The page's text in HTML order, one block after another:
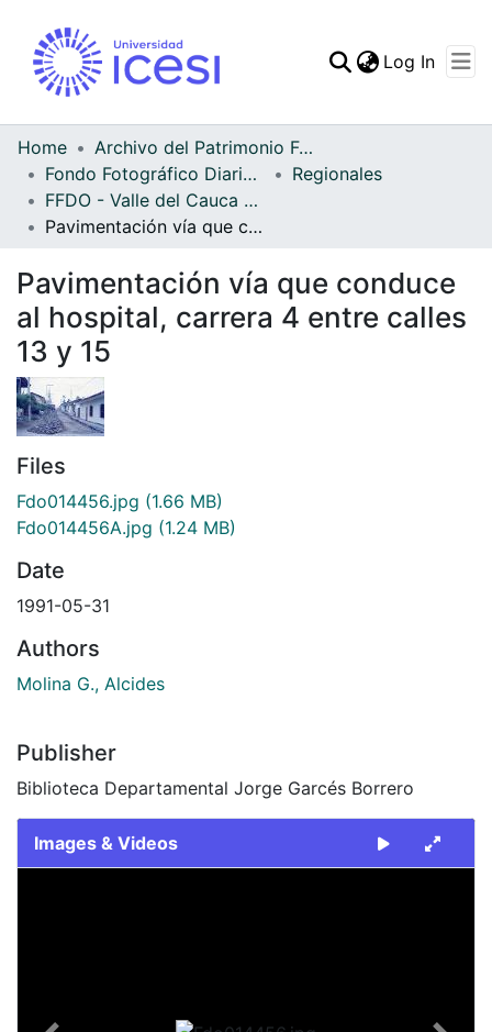
Statistics
Log In
Home
Archivo del Patrimonio Fotográfico y Fílmico del Valle del Cauca
Fondo Fotográfico Diario Occidente
Regionales
FFDO - Valle del Cauca - Patrimonial
Pavimentación vía que conduce al hospital, carrera 4 entre calles 13 y 15
Pavimentación vía que conduce
al hospital, carrera 4 entre calles
13 y 15
Files
Fdo014456.jpg (1.66 MB)
Fdo014456A.jpg (1.24 MB)
Date
1991-05-31
Authors
Molina G., Alcides
Publisher
Biblioteca Departamental Jorge Garcés Borrero
Images & Videos